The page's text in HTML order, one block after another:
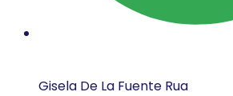
Gisela De La Fuente Rua